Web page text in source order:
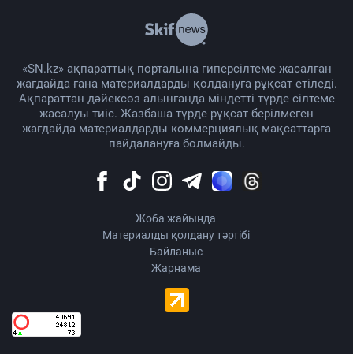
«SN.kz» ақпараттық порталына гиперсілтеме жасалған
жағдайда ғана материалдарды қолдануға рұқсат етіледі.
Ақпараттан дәйексөз алынғанда міндетті түрде сілтеме
жасалуы тиіс. Жазбаша түрде рұқсат берілмеген
жағдайда материалдарды коммерциялық мақсаттарға
пайдалануға болмайды.
Жоба жайында
Материалды қолдану тәртібі
Байланыс
Жарнама